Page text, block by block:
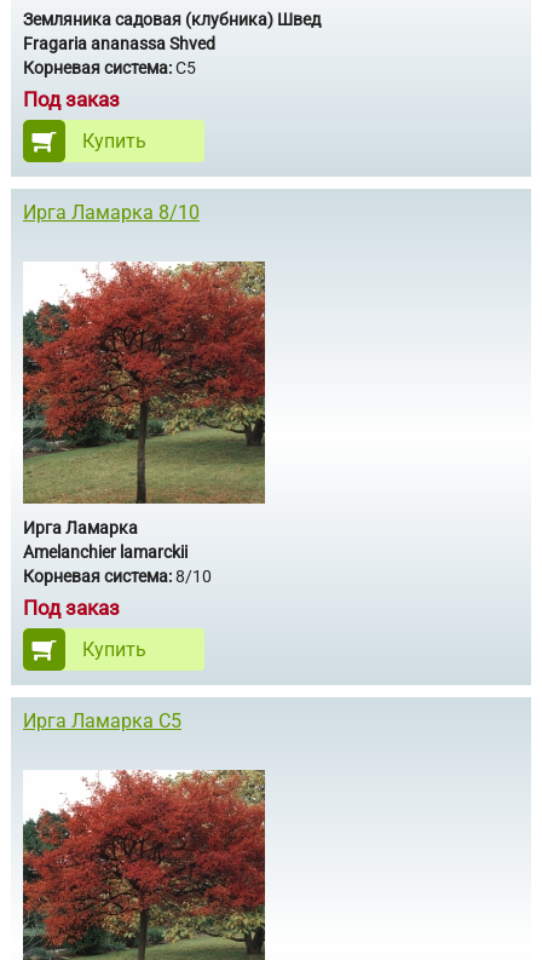
Земляника садовая (клубника) Швед
Fragaria ananassa Shved
Корневая система:С5
Под заказ
Купить
Ирга Ламарка 8/10
Ирга Ламарка
Amelanchier lamarckii
Корневая система:8/10
Под заказ
Купить
Ирга Ламарка С5